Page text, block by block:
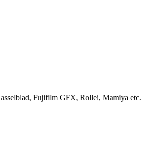
Fujifilm GFX, Rollei, Mamiya etc.